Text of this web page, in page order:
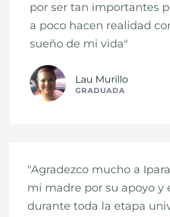
por ser tan importantes
a poco hacen realidad
sueño de mi vida"
Lau Murillo
GRADUADA
"Agradezco mucho a
mi madre por su apoyo y
durante toda la etapa